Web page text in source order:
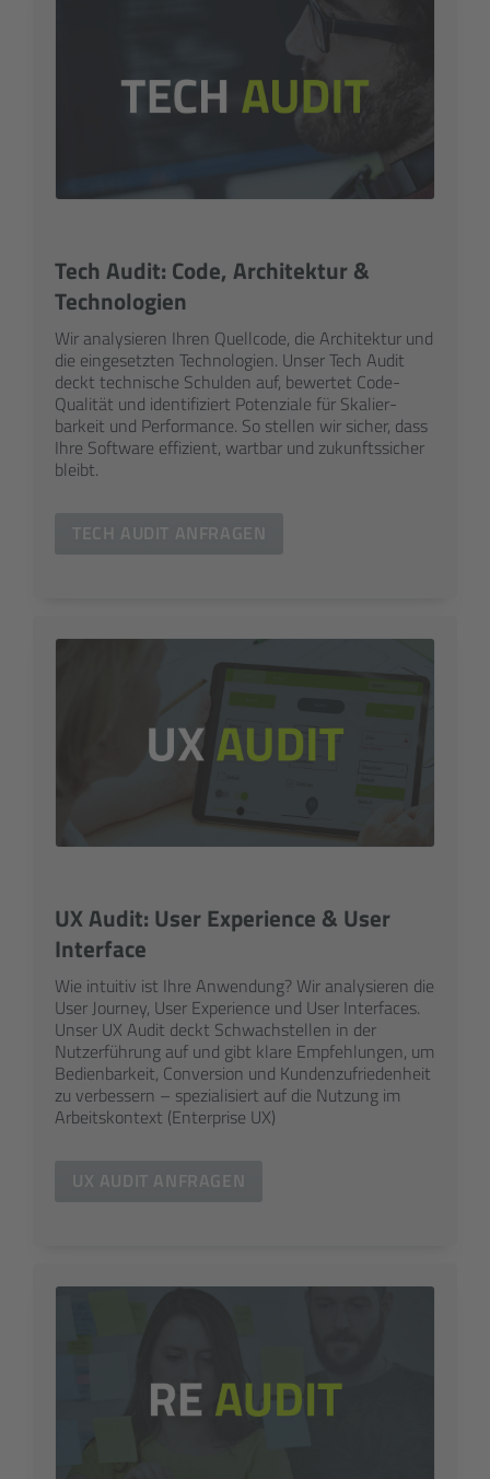
Tech Audit: Code, Architektur &
Technologien
Wir analysieren Ihren Quellcode, die Architektur und
die einge­setzten Technologien. Unser Tech Audit
deckt technische Schulden auf, bewertet Code-
Qualität und identifiziert Potenziale für Skalier­
barkeit und Performance. So stellen wir sicher, dass
Ihre Software effizient, wartbar und zukunftssicher
bleibt.
TECH AUDIT ANFRAGEN
UX Audit: User Experience & User
Interface
Wie intuitiv ist Ihre Anwendung? Wir analysieren die
User Journey, User Experience und User Interfaces.
Unser UX Audit deckt Schwach­stellen in der
Nutzer­führung auf und gibt klare Empfehlungen, um
Bedien­barkeit, Conversion und Kunden­zufriedenheit
zu verbessern – spezialisiert auf die Nutzung im
Arbeitskontext (Enterprise UX)
UX AUDIT ANFRAGEN